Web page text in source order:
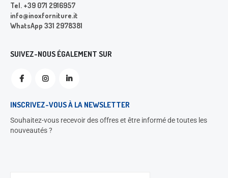
Tel. +39 071 2916957
info@inoxforniture.it
WhatsApp 331 2978381
SUIVEZ-NOUS ÉGALEMENT SUR
INSCRIVEZ-VOUS À LA NEWSLETTER
Souhaitez-vous recevoir des offres et être informé de toutes les
nouveautés ?